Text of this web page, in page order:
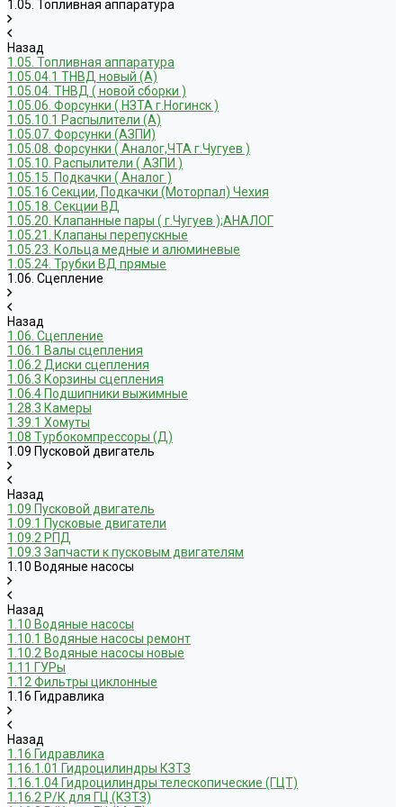
1.05. Топливная аппаратура
Назад
1.05. Топливная аппаратура
1.05.04.1 ТНВД новый (А)
1.05.04. ТНВД ( новой сборки )
1.05.06. Форсунки ( НЗТА г.Ногинск )
1.05.10.1 Распылители (А)
1.05.07. Форсунки (АЗПИ)
1.05.08. Форсунки ( Аналог,ЧТА г.Чугуев )
1.05.10. Распылители ( АЗПИ )
1.05.15. Подкачки ( Аналог )
1.05.16 Секции, Подкачки (Моторпал) Чехия
1.05.18. Секции ВД
1.05.20. Клапанные пары ( г.Чугуев );АНАЛОГ
1.05.21. Клапаны перепускные
1.05.23. Кольца медные и алюминевые
1.05.24. Трубки ВД прямые
1.06. Сцепление
Назад
1.06. Сцепление
1.06.1 Валы сцепления
1.06.2 Диски сцепления
1.06.3 Корзины сцепления
1.06.4 Подшипники выжимные
1.28.3 Камеры
1.39.1 Хомуты
1.08 Турбокомпрессоры (Д)
1.09 Пусковой двигатель
Назад
1.09 Пусковой двигатель
1.09.1 Пусковые двигатели
1.09.2 РПД
1.09.3 Запчасти к пусковым двигателям
1.10 Водяные насосы
Назад
1.10 Водяные насосы
1.10.1 Водяные насосы ремонт
1.10.2 Водяные насосы новые
1.11 ГУРы
1.12 Фильтры циклонные
1.16 Гидравлика
Назад
1.16 Гидравлика
1.16.1.01 Гидроцилиндры КЗТЗ
1.16.1.04 Гидроцилиндры телескопические (ГЦТ)
1.16.2 Р/К для ГЦ (КЗТЗ)